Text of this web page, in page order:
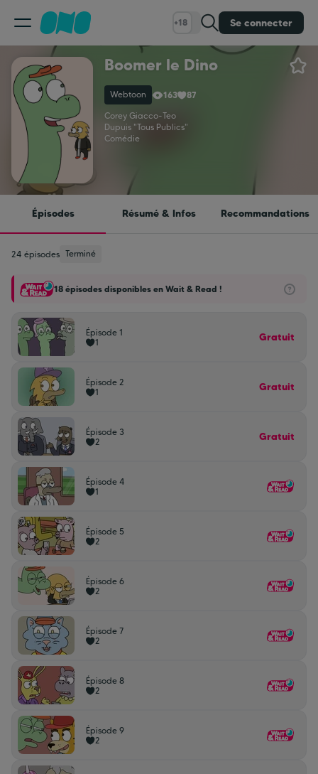
+18 Se connecter
Classement
Calendrier
Bibliothèque
Coinshop
Blog
Boomer le Dino
Webtoon 163
87
Corey Giacco-Teo
Dupuis "Tous Publics"
Comédie
Épisodes Résumé & Infos Recommandations
24 épisodes Terminé
18 épisodes disponibles en Wait & Read !
Épisode 1
1
Gratuit
Épisode 2
1
Gratuit
Épisode 3
2
Gratuit
Épisode 4
1
Épisode 5
2
Épisode 6
2
Épisode 7
2
Épisode 8
2
Épisode 9
2